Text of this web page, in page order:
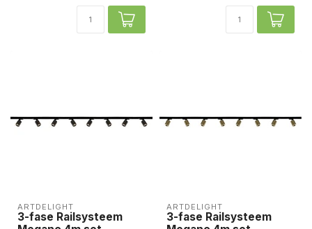
ARTDELIGHT
3-fase Railsysteem
ARTDELIGHT
3-fase Railsysteem